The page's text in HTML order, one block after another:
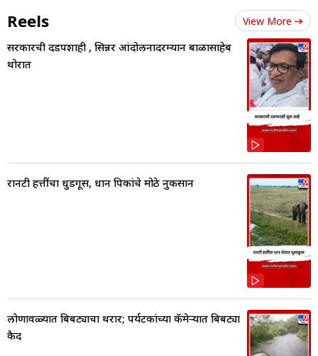
Reels View More
सरकारची दडपशाही , सिन्नर आंदोलनादरम्यान बाळासाहेब
थोरात
रानटी हत्तींचा धुडगूस, धान पिकांचे मोठे नुकसान
लोणावळ्यात बिबट्याचा थरार; पर्यटकांच्या कॅमेऱ्यात बिबट्या
कैद